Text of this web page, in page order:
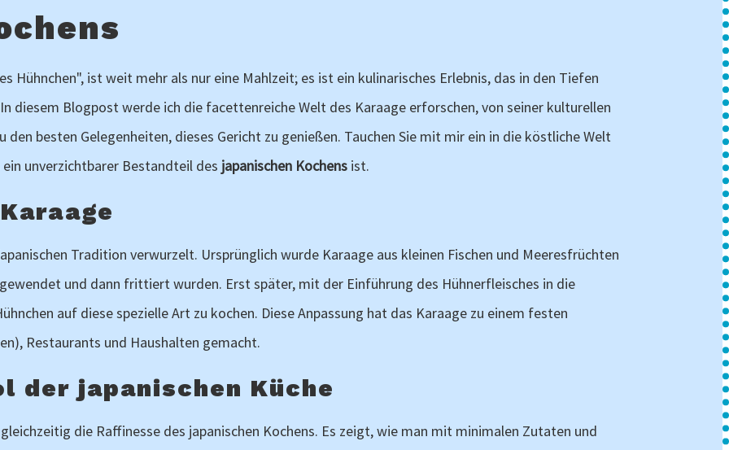
Hühnchen", ist weit mehr als nur eine Mahlzeit; es ist ein kulinarisches Erlebnis, das in den Tiefen
diesem Blogpost werde ich die facettenreiche Welt des Karaage erforschen, von seiner kulturellen
den besten Gelegenheiten, dieses Gericht zu genießen. Tauchen Sie mit mir ein in die köstliche Welt
unverzichtbarer Bestandteil des japanischen Kochens ist.
Tradition verwurzelt. Ursprünglich wurde Karaage aus kleinen Fischen und Meeresfrüchten
und dann frittiert wurden. Erst später, mit der Einführung des Hühnerfleisches in die
auf diese spezielle Art zu kochen. Diese Anpassung hat das Karaage zu einem festen
Restaurants und Haushalten gemacht.
der japanischen Küche
die Raffinesse des japanischen Kochens. Es zeigt, wie man mit minimalen Zutaten und